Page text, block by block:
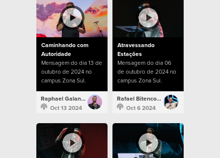
Caminhando com
Autoridade
Mensagem do dia 13 de
outubro de 2024 no
campus Zona Sul.
Raphael Galante
Oct 13 2024
Atravessando
Estações
Mensagem do dia 06
de outubro de 2024 no
campus Zona Sul.
Rafael Bitencourt
Oct 6 2024